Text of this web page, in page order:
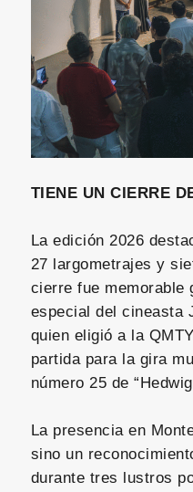
TIENE UN CIERRE
La edición 2026
27 largometrajes y
cierre fue memorable
especial del cineasta
quien eligió a la
partida para la gira
número 25 de
La presencia en
sino un
durante tres lustros